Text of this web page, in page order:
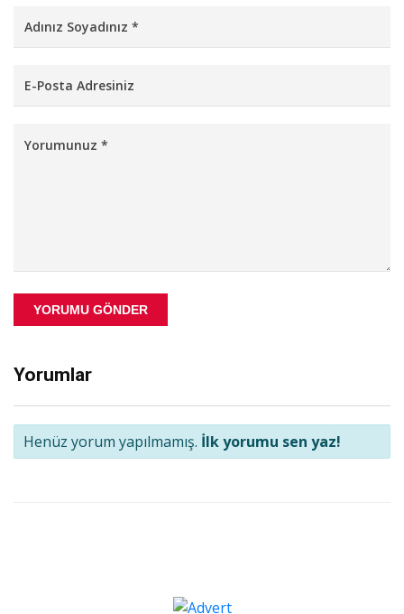
YORUMU GÖNDER
Yorumlar
Henüz yorum yapılmamış. İlk yorumu sen yaz!